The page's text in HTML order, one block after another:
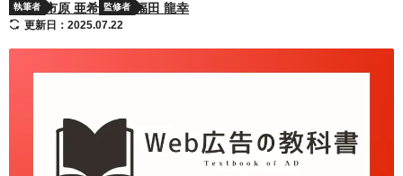
執筆者 市原 亜希 監修者 福田 龍幸
更新日：2025.07.22